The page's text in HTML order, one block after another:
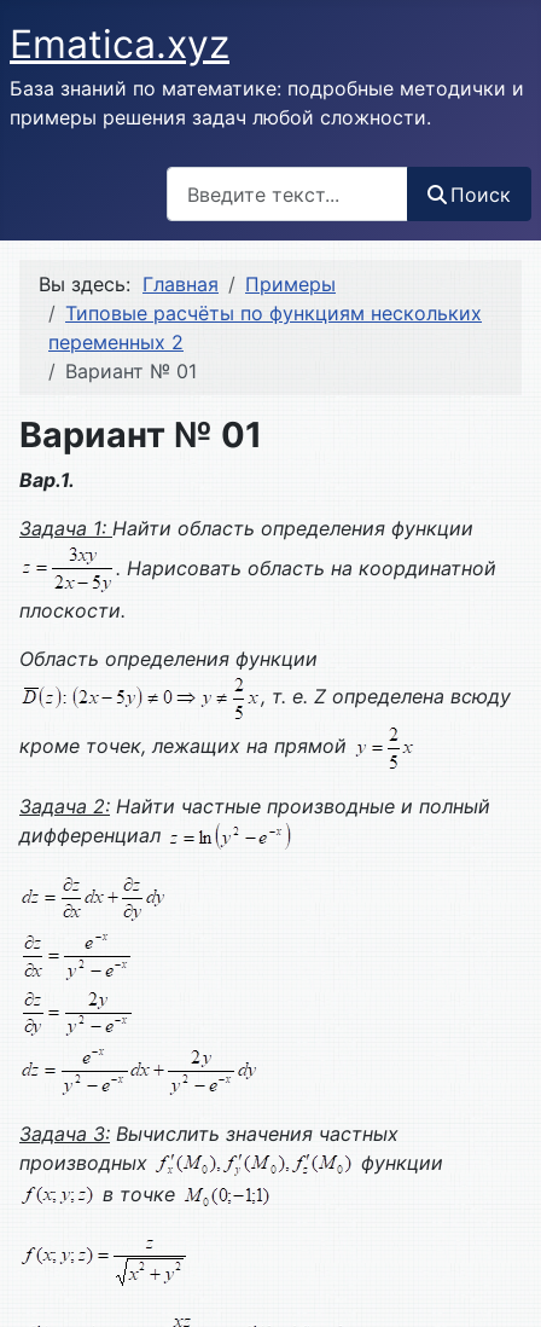
Ematica.xyz
База знаний по математике: подробные методички и
примеры решения задач любой сложности.
Поиск
Вы здесь: Главная
Примеры
Типовые расчёты по функциям нескольких
переменных 2
Вариант № 01
Вариант № 01
Вар.1.
Задача 1: Найти область определения функции
. Нарисовать область на координатной
плоскости.
Область определения функции
, т. е. Z определена всюду
кроме точек, лежащих на прямой
Задача 2: Найти частные производные и полный
дифференциал
Задача 3: Вычислить значения частных
производных
функции
в точке